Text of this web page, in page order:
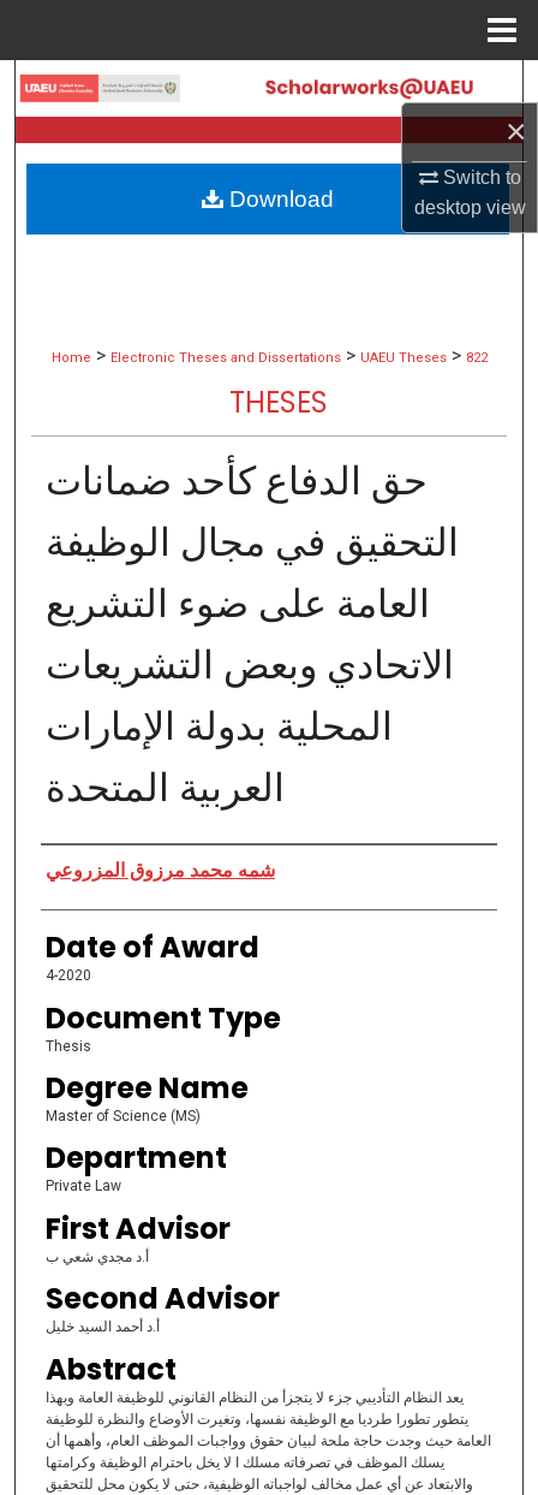
×
Switch to
desktopview
Search
Browse Collections
My Account
Home > Electronic Theses and Dissertations > UAEU Theses > 822
THESES
حق الدفاع كأحد ضمانات
التحقيق في مجال الوظيفة
العامة على ضوء التشريع
الاتحادي وبعض التشريعات
المحلية بدولة الإمارات
العربية المتحدة
Author
شمه محمد مرزوق المزروعي
Date of Award
4-2020
Document Type
Thesis
Degree Name
Master of Science (MS)
Department
Private Law
First Advisor
أ.د مجدي شعي ب
Second Advisor
أ.د أحمد السيد خليل
Abstract
يعد النظام التأديبي جزء لا يتجزأ من النظام القانوني للوظيفة العامة وبهذا
يتطور تطورا طرديا مع الوظيفة نفسها، وتغيرت الأوضاع والنظرة للوظيفة
العامة حيث وجدت حاجة ملحة لبيان حقوق وواجبات الموظف العام، وأهمها أن
يسلك الموظف في تصرفاته مسلك ا لا يخل باحترام الوظيفة وكرامتها
والابتعاد عن أي عمل مخالف لواجباته الوظيفية، حتى لا يكون محل للتحقيق
Download